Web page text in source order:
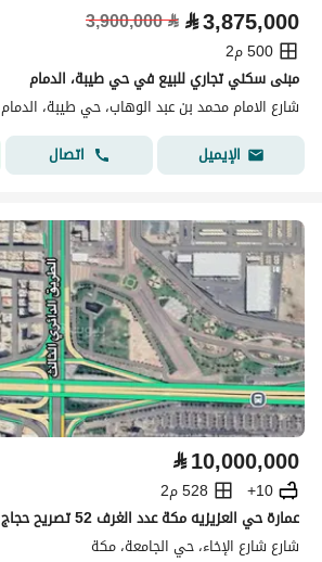
⃁3,875,000
⃁
3,900,000
500 م2
مبنى سكني تجاري للبيع في حي طيبة، الدمام
شارع الامام محمد بن عبد الوهاب، حي طيبة، الدمام
الإيميل
اتصال
⃁10,000,000
10+
528 م2
عمارة حي العزيزيه مكة عدد الغرف 52 تصريح حجاج
شارع شارع الإخاء، حي الجامعة، مكة